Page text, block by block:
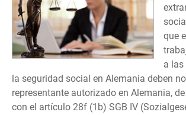
que
a
la seguridad social en Alemania deben
representante autorizado en Alemania,
con el artículo 28f (1b) SGB IV